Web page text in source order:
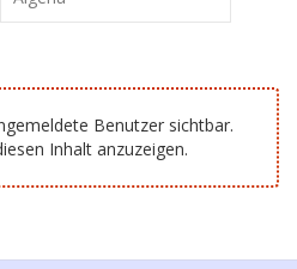
Benutzer sichtbar.
Inhalt anzuzeigen.